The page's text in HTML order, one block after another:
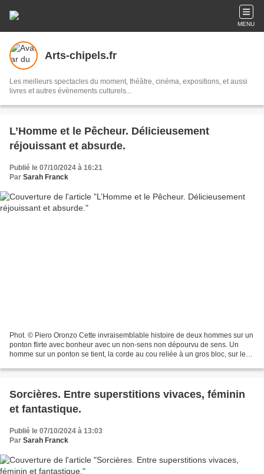
MENU
Arts-chipels.fr
Les meilleurs spectacles du moment, théâtre, cinéma, expositions, et aussi
livres et autres évènements culturels...
L’Homme et le Pêcheur. Délicieusement
réjouissant et absurde.
Publié le 07/10/2024 à 16:21
Par Sarah Franck
Phot. © Piero Oronzo Cette invraisemblable histoire de deux hommes sur un
ponton flirte avec bonheur avec un non-sens non dépourvu de sens. Un
homme sur un ponton se tient, la corde au cou reliée à un gros bloc, sur le
Sorcières. Entre superstitions vivaces, féminin
et fantastique.
Publié le 07/10/2024 à 13:03
Par Sarah Franck